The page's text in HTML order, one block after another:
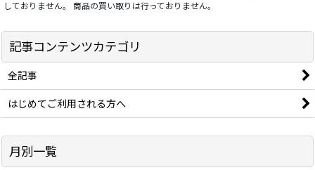
しておりません。 商品の買い取りは行っておりません。
記事コンテンツカテゴリ
全記事
はじめてご利用される方へ
月別一覧